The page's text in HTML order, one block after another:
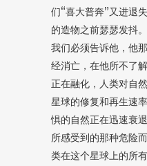
们“喜大普奔”又进退
的造物之前瑟瑟发抖。
我们必须告诉他，他
经消亡，在他所不了
正在融化，人类对自
星球的修复和再生速
惧的自然正在迅速衰
所感受到的那种危险
类在这个星球上的所有